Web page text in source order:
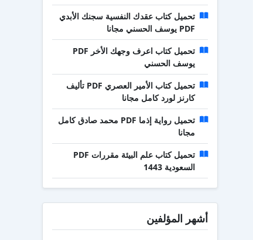
تحميل كتاب عقدك النفسية سجنك الأبدي
PDF يوسف الحسني مجانا
تحميل كتاب اعرف وجهك الأخر PDF
يوسف الحسني
تحميل كتاب الأمير العصري PDF تأليف
كارنز لورد كامل مجانا
تحميل رواية إذما PDF محمد صادق كامل
مجانا
تحميل كتاب علم البيئة مقررات PDF
السعودية 1443
أشهر المؤلفين